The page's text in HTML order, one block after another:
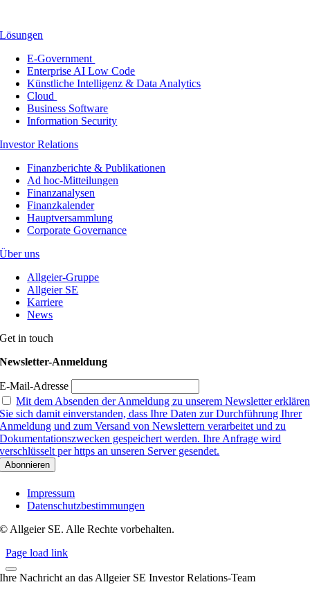
Lösungen
E-Government
Enterprise AI Low Code
Künstliche Intelligenz & Data Analytics
Cloud
Business Software
Information Security
Investor Relations
Finanzberichte & Publikationen
Ad hoc-Mitteilungen
Finanzanalysen
Finanzkalender
Hauptversammlung
Corporate Governance
Über uns
Allgeier-Gruppe
Allgeier SE
Karriere
News
Get in touch
Newsletter-Anmeldung
E-Mail-Adresse
Mit dem Absenden der Anmeldung zu unserem Newsletter erklären
Sie sich damit einverstanden, dass Ihre Daten zur Durchführung Ihrer
Anmeldung und zum Versand von Newslettern verarbeitet und zu
Dokumentationszwecken gespeichert werden. Ihre Anfrage wird
verschlüsselt per https an unseren Server gesendet.
Impressum
Datenschutzbestimmungen
© Allgeier SE. Alle Rechte vorbehalten.
Page load link
Ihre Nachricht an das Allgeier SE Investor Relations-Team